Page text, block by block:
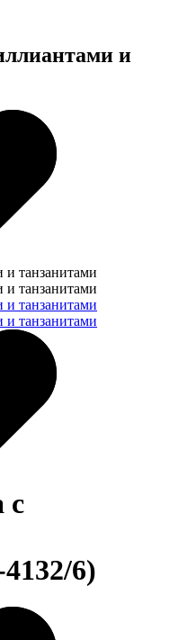
и
c
6)